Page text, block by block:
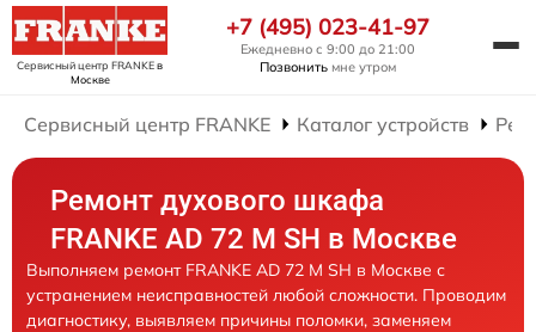
Сервисный центр FRANKEв
Москве
+7 (495) 023-41-97
Ежедневно с 9:00 до 21:00
Позвонить мне утром
Сервисный центр FRANKE Каталог устройств
Ремонт духового шкафа
FRANKE AD 72 M SH в Москве
Выполняем ремонт FRANKE AD 72 M SH в Москве с
устранением неисправностей любой сложности. Проводим
диагностику, выявляем причины поломки, заменяем